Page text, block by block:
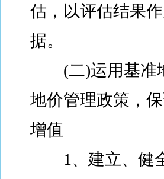
估，以评估结果
据。
(二)运用基准
地价管理政策，
增值
1、建立、健全